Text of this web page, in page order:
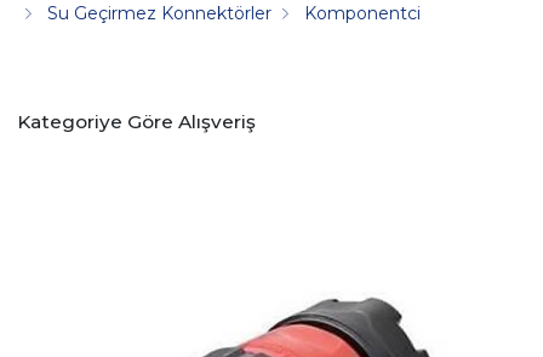
Su Geçirmez Konnektörler
Komponentci
Kategoriye Göre Alışveriş